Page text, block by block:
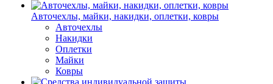
Авточехлы, майки, накидки, оплетки, ковры
Авточехлы
Накидки
Оплетки
Майки
Ковры